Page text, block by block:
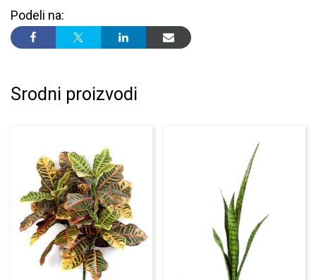
Podeli na:
Srodni proizvodi